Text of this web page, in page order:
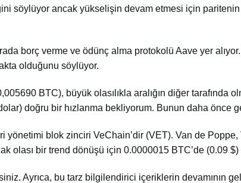
söylüyor ancak yükselişin devam etmesi için
borç verme ve ödünç alma protokolü Aave yer
olduğunu söylüyor.
BTC), büyük olasılıkla aralığın diğer tarafında
doğru bir hızlanma bekliyorum. Bunun daha önce
yönetimi blok zinciri VeChain’dir (VET). Van de
olası bir trend dönüşü için 0.0000015 BTC’de (0.09
Ayrıca, bu tarz bilgilendirici içeriklerin devamının